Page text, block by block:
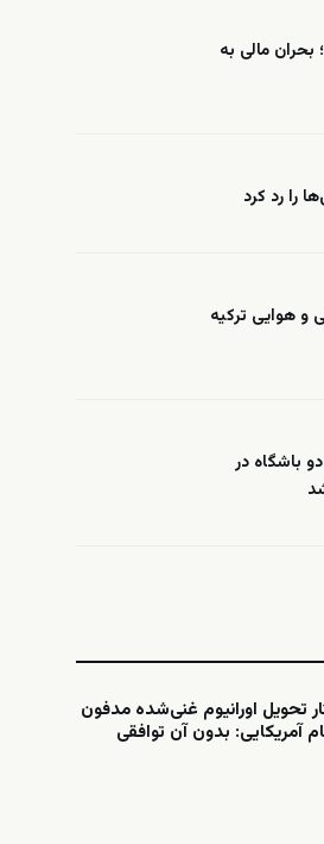
مالی به
را رد کرد
و هوایی ترکیه
باشگاه در
تحویل اورانیوم غنی‌شده مدفون
آمریکایی: بدون آن توافقی